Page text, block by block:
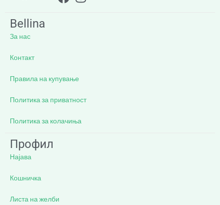
Bellina
За нас
Контакт
Правила на купување
Политика за приватност
Политика за колачиња
Профил
Најава
Кошничка
Листа на желби